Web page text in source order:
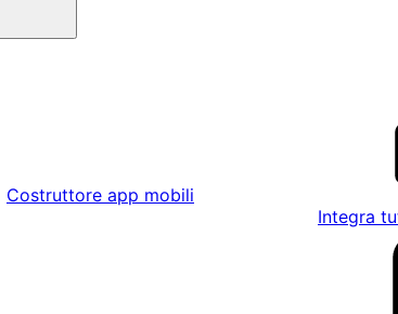
Costruttore app mobili
Integra